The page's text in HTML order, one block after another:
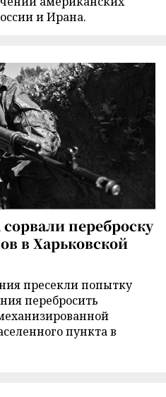
и Ирана.
переброску
в Харьковской
пресекли попытку
перебросить
пункта в